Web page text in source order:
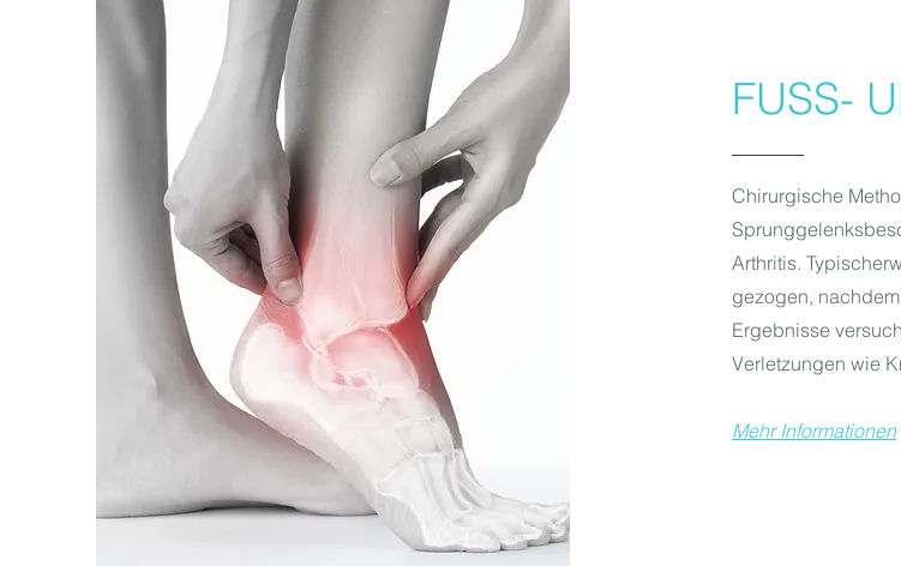
FUSS-
Chirurgische
Arthritis.
gezogen,
Ergebnisse
Verletzungen wie
Mehr Informationen